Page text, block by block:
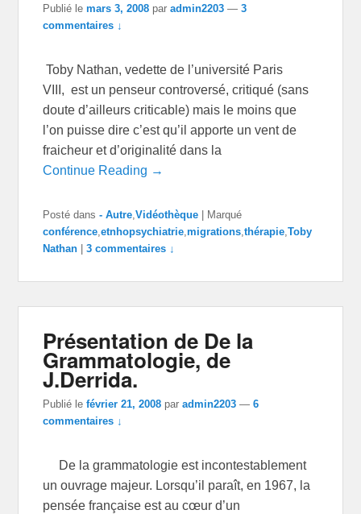
Publié lemars 3, 2008 paradmin2203 —3
commentaires ↓
Toby Nathan, vedette de l’université Paris
VIII, est un penseur controversé, critiqué (sans
doute d’ailleurs criticable) mais le moins que
l’on puisse dire c’est qu’il apporte un vent de
fraicheur et d’originalité dans la
Continue Reading →
Posté dans - Autre,Vidéothèque
Marqué
conférence,etnhopsychiatrie,migrations,thérapie,Toby
Nathan
|3 commentaires ↓
Présentation de De la
Grammatologie, de
J.Derrida.
Publié lefévrier 21, 2008 paradmin2203 —6
commentaires ↓
De la grammatologie est incontestablement
un ouvrage majeur. Lorsqu’il paraît, en 1967, la
pensée française est au cœur d’un